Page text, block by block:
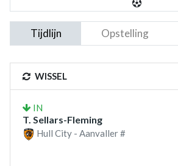
Tijdlijn Opstelling
WISSEL
IN
T. Sellars-Fleming
Hull City - Aanvaller #